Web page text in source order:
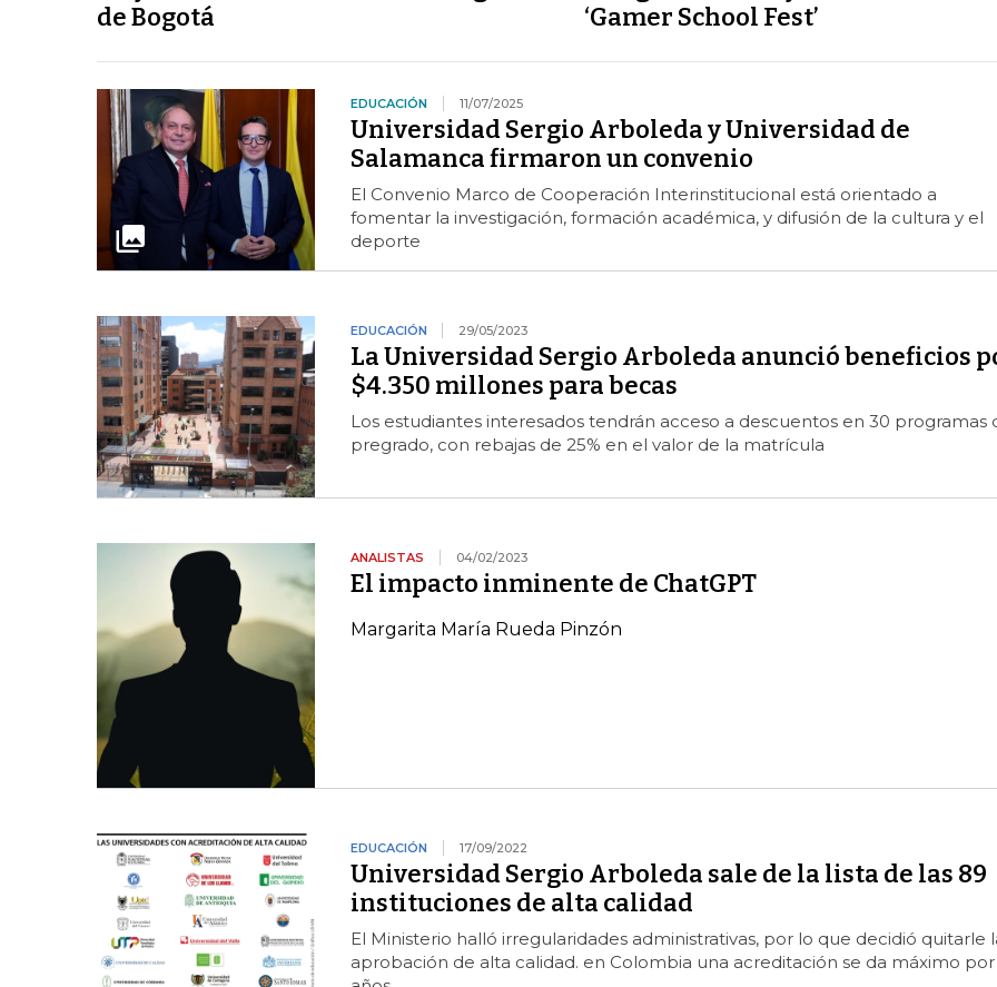
de Bogotá
‘Gamer School Fest’
EDUCACIÓN 11/07/2025
Universidad Sergio Arboleda y Universidad de
Salamanca firmaron un convenio
El Convenio Marco de Cooperación Interinstitucional está orientado a
fomentar la investigación, formación académica, y difusión de la cultura y el
deporte
EDUCACIÓN 29/05/2023
La Universidad Sergio Arboleda anunció beneficios
$4.350 millones para becas
Los estudiantes interesados tendrán acceso a descuentos en 30 programas
pregrado, con rebajas de 25% en el valor de la matrícula
ANALISTAS 04/02/2023
El impacto inminente de ChatGPT
Margarita María Rueda Pinzón
EDUCACIÓN 17/09/2022
Universidad Sergio Arboleda sale de la lista de las 89
instituciones de alta calidad
El Ministerio halló irregularidades administrativas, por lo que decidió quitarle
aprobación de alta calidad. en Colombia una acreditación se da máximo por